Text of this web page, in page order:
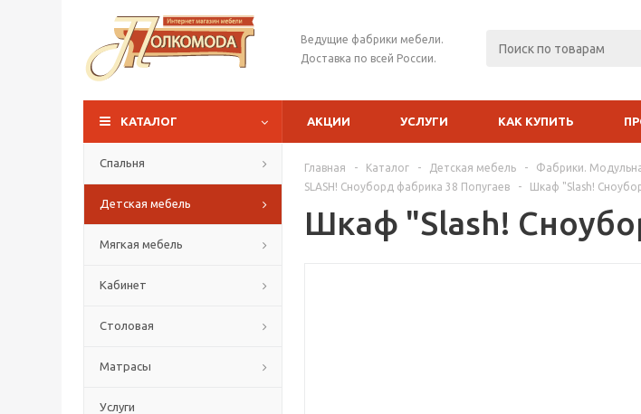
Ведущие фабрики мебели.
Доставка по всей России.
КАТАЛОГ АКЦИИ УСЛУГИ КАК КУПИТЬ
Спальня
Детская мебель
Мягкая мебель
Кабинет
Столовая
Матрасы
Услуги
Главная - Каталог - Детская мебель - Фабрики.
SLASH! Сноуборд фабрика 38 Попугаев
- Шкаф "Slash!
Шкаф "Slash!